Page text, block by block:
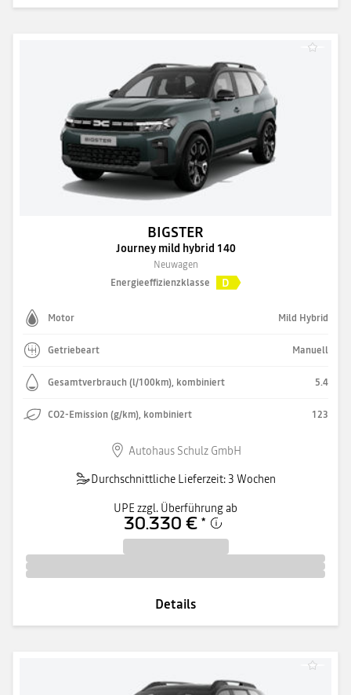
BIGSTER
Journey mild hybrid 140
Neuwagen
Energieeffizienzklasse
D
Motor Mild Hybrid
Getriebeart Manuell
Gesamtverbrauch (l/100km), kombiniert 5.4
CO2-Emission (g/km), kombiniert 123
Autohaus Schulz GmbH
Durchschnittliche Lieferzeit: 3 Wochen
UPE zzgl. Überführung ab
30.330 € *
Details